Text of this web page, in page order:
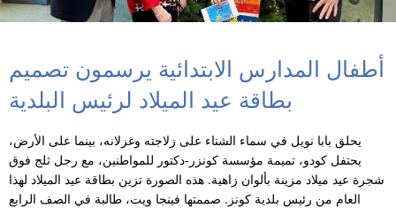
أطفال المدارس الابتدائية يرسمون تصميم
بطاقة عيد الميلاد لرئيس البلدية
يحلق بابا نويل في سماء الشتاء على زلاجته وغزلانه، بينما على الأرض،
يحتفل كودو، تميمة مؤسسة كونزر-دكتور للمواطنين، مع رجل ثلج فوق
شجرة عيد ميلاد مزينة بألوان زاهية. هذه الصورة تزين بطاقة عيد الميلاد لهذا
العام من رئيس بلدية كونز. صممتها فينجا ويت، طالبة في الصف الرابع